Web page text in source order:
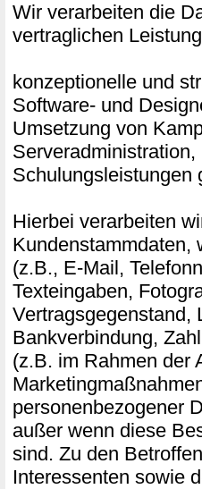
Wir verarbeiten die
vertraglichen
konzeptionelle und
Software- und
Umsetzung von
Schulungsleistungen
Hierbei verarbeiten
Kundenstammdaten,
(z.B., E-Mail,
Texteingaben,
Vertragsgegenstand,
Bankverbindung,
(z.B. im Rahmen der
personenbezogener
außer wenn diese
sind. Zu den
Interessenten sowie